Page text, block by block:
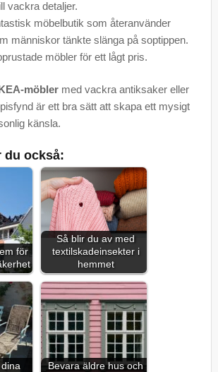
vackra detaljer.
möbelbutik som återanvänder
människor tänkte slänga på soptippen.
möbler för ett lågt pris.
möblermed vackra antiksaker eller
är ett bra sätt att skapa ett mysigt
känsla.
du också:
för
Så blir du av med
textilskadeinsekter i
hemmet
Bevara äldre hus och